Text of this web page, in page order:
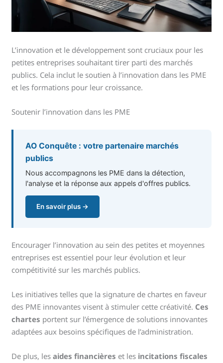
L’innovation et le développement sont cruciaux pour les
petites entreprises souhaitant tirer parti des marchés
publics. Cela inclut le soutien à l’innovation dans les PME
et les formations pour leur croissance.
Soutenir l’innovation dans les PME
AO Conquête : votre partenaire marchés
publics
Nous accompagnons les PME dans la détection,
l'analyse et la réponse aux appels d'offres publics.
En savoir plus →
Encourager l’innovation au sein des petites et moyennes
entreprises est essentiel pour leur évolution et leur
compétitivité sur les marchés publics.
Les initiatives telles que la signature de chartes en faveur
des PME innovantes visent à stimuler cette créativité. Ces
chartes portent sur l’émergence de solutions innovantes
adaptées aux besoins spécifiques de l’administration.
De plus, lesaides financières et les incitations fiscales